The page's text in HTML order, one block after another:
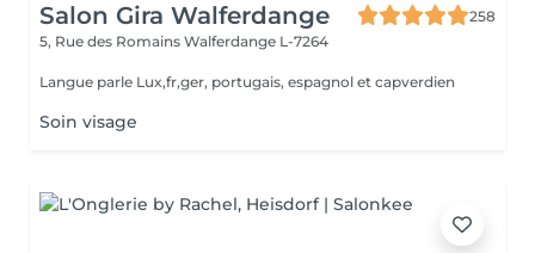
Salon Gira Walferdange
258
5, Rue des Romains Walferdange L-7264
Langue parle Lux,fr,ger, portugais, espagnol et capverdien
Soin visage